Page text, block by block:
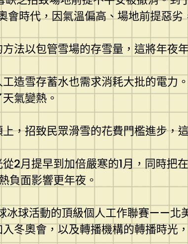
時代，因氣溫偏高、場地前提惡
法以包管雪場的存雪量，這將年夜
造雪存蓄水也需求消耗大批的電力
氣變熱。
，招致民眾滑雪的花費門檻進步，
2月提早到加倍嚴寒的1月，同時把
負面影響更年夜。
冰球活動的頂級個人工作聯賽——北
冬奧會，以及轉播機構的轉播時光